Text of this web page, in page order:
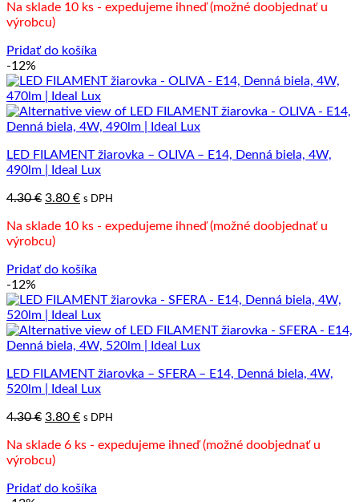
bola:
4.30 €.
je:
Na sklade 10 ks - expedujeme ihneď (možné doobjednať u
výrobcu)
Pridať do košíka
-12%
LED FILAMENT žiarovka – OLIVA – E14, Denná biela, 4W,
490lm | Ideal Lux
4.30€ Pôvodná
bola:
4.30 €.
3.80 €Aktuálna
je:
s DPH
Na sklade 10 ks - expedujeme ihneď (možné doobjednať u
výrobcu)
Pridať do košíka
-12%
LED FILAMENT žiarovka – SFERA – E14, Denná biela, 4W,
520lm | Ideal Lux
4.30€ Pôvodná
bola:
4.30 €.
3.80 €Aktuálna
je:
s DPH
Na sklade 6 ks - expedujeme ihneď (možné doobjednať u
výrobcu)
Pridať do košíka